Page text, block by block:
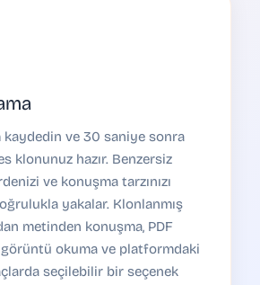
kaydedin ve 30 saniye sonra
klonunuz hazır. Benzersiz
ve konuşma tarzınızı
yakalar. Klonlanmış
metinden konuşma, PDF
okuma ve platformdaki
seçilebilir bir seçenek